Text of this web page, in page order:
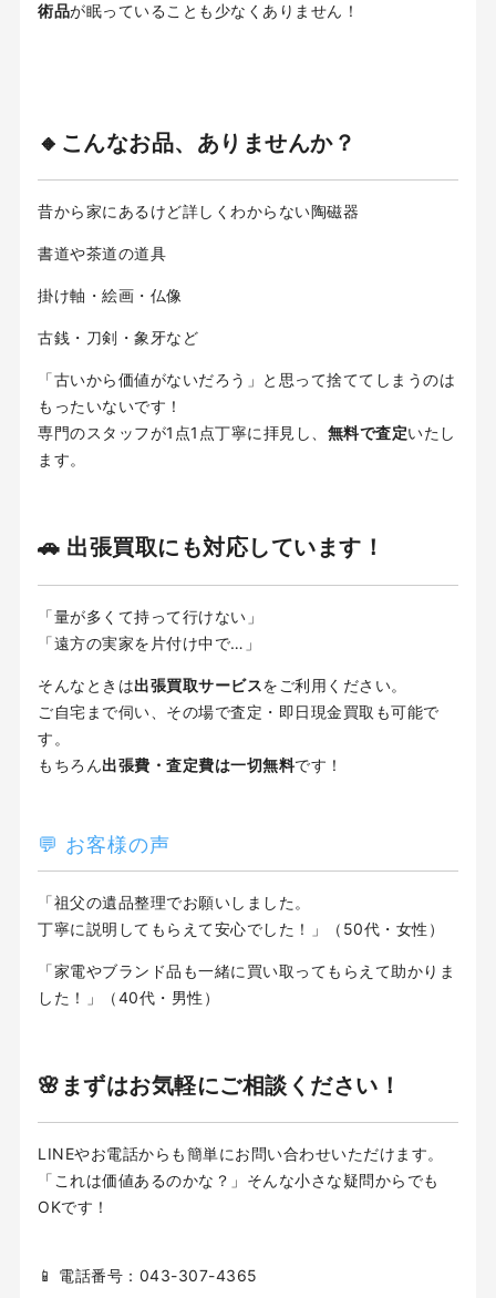
術品が眠っていることも少なくありません！
🔸こんなお品、ありませんか？
昔から家にあるけど詳しくわからない陶磁器
書道や茶道の道具
掛け軸・絵画・仏像
古銭・刀剣・象牙など
「古いから価値がないだろう」と思って捨ててしまうのは
もったいないです！
専門のスタッフが1点1点丁寧に拝見し、 無料で査定いたし
ます。
🚗 出張買取にも対応しています！
「量が多くて持って行けない」
「遠方の実家を片付け中で…」
そんなときは出張買取サービスをご利用ください。
ご自宅まで伺い、その場で査定・即日現金買取も可能で
す。
もちろん出張費・査定費は一切無料です！
💬 お客様の声
「祖父の遺品整理でお願いしました。
丁寧に説明してもらえて安心でした！」（50代・女性）
「家電やブランド品も一緒に買い取ってもらえて助かりま
した！」（40代・男性）
🌸まずはお気軽にご相談ください！
LINEやお電話からも簡単にお問い合わせいただけます。
「これは価値あるのかな？」そんな小さな疑問からでも
OKです！
📱 電話番号：043-307-4365